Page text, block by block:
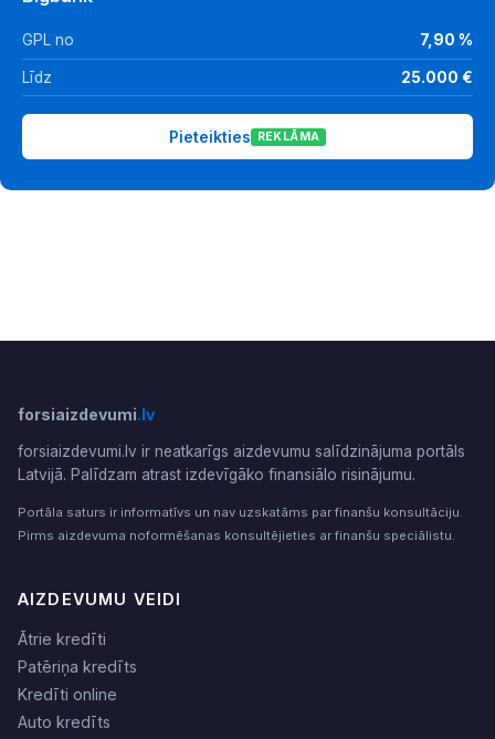
GPL no 7,90 %
Līdz 25.000 €
Pieteikties REKLĀMA
forsiaizdevumi.lv
forsiaizdevumi.lv ir neatkarīgs aizdevumu salīdzinājuma portāls
Latvijā. Palīdzam atrast izdevīgāko finansiālo risinājumu.
Portāla saturs ir informatīvs un nav uzskatāms par finanšu konsultāciju.
Pirms aizdevuma noformēšanas konsultējieties ar finanšu speciālistu.
AIZDEVUMU VEIDI
Ātrie kredīti
Patēriņa kredīts
Kredīti online
Auto kredīts